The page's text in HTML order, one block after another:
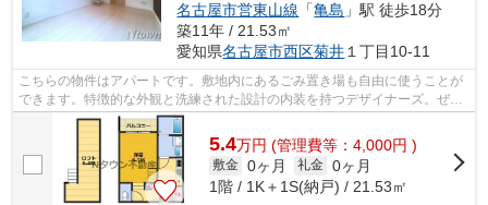
名古屋市営東山線 「亀島 」駅 徒歩18分
築11年 / 21.53㎡
愛知県名古屋市西区菊井１丁目10-11
こちらの物件はアパートです。敷地内にあるごみ置き場も自由に使うことが
できます。特徴的な外観と洗練された設計の内装を持つデザイナーズ。ぜひ
一度見ていただきたい、「SpazioFelic...
5.4万円 (管理費等：4,000円 )
敷金 0ヶ月 礼金 0ヶ月
1階 / 1K＋1S(納戸) / 21.53㎡